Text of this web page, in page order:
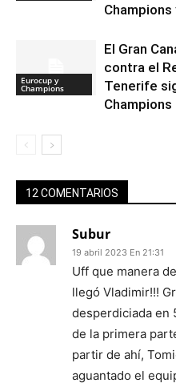
Eurocup y
Champions
El Gran
contra el
Tenerife
Champions
12 COMENTARIOS
Subur
19 abril 2023 En 21:31
Uff que manera
llegó Vladimir!!!
desperdiciada en
de la primera
partir de ahí,
aguantado el